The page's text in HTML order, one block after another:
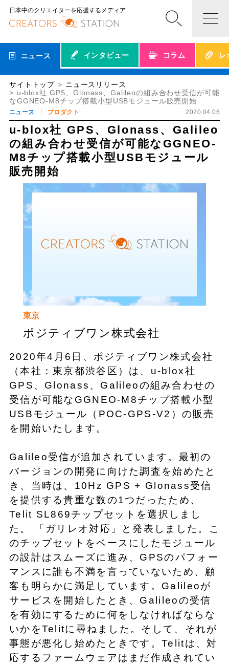
日本中のクリエイターを応援するメディア
ニュース インタビュー コラム レ
サイトトップ
ニュースリリース
u-blox社 GPS、Glonass、Galileoの組み合わせ受信が可能
なGGNEO-M8チップ搭載小型USBモジュール販売開始
ニュース プロダクト 2020.04.06
u-blox社 GPS、Glonass、Galileo
の組み合わせ受信が可能なGGNEO-
M8チップ搭載小型USBモジュール
販売開始
東京
ポジティブワン株式会社
2020年4月6日、ポジティブワン株式会社
（本社：東京都渋谷区）は、u-blox社
GPS、Glonass、Galileoの組み合わせの
受信が可能なGGNEO-M8チップ搭載小型
USBモジュール（POC-GPS-V2）の販売
を開始いたします。
Galileo受信が追加されています。最初の
バージョンの開発に向けた調査を始めたと
き、当時は、10Hz GPS + Glonass受信
を提供する貴重な数の1つだったため、
Telit SL869チップセットを選択しまし
た。 「ガリレオ対応」と発表しました。こ
のチップセットをベースにしたモジュール
の設計はスムーズに進み、GPSのパフォー
マンスに誰も不満を言っていないため、顧
客も明らかに満足しています。Galileoが
サービスを開始したとき、Galileoの受信
を有効にするために何をしなければならな
いかをTelitに尋ねました。そして、それが
事態が悪化し始めたときです。Telitは、対
応するファームウェアはまだ作成されてい